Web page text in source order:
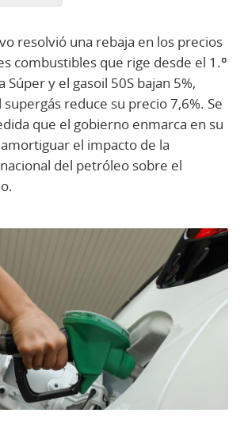
resolvió una rebaja en los precios
combustibles que rige desde el 1.º
Súper y el gasoil 50S bajan 5%,
reduce su precio 7,6%. Se
que el gobierno enmarca en su
el impacto de la
del petróleo sobre el